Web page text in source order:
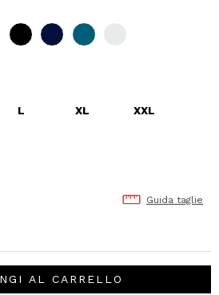
L XL XXL
Guida taglie
AL CARRELLO